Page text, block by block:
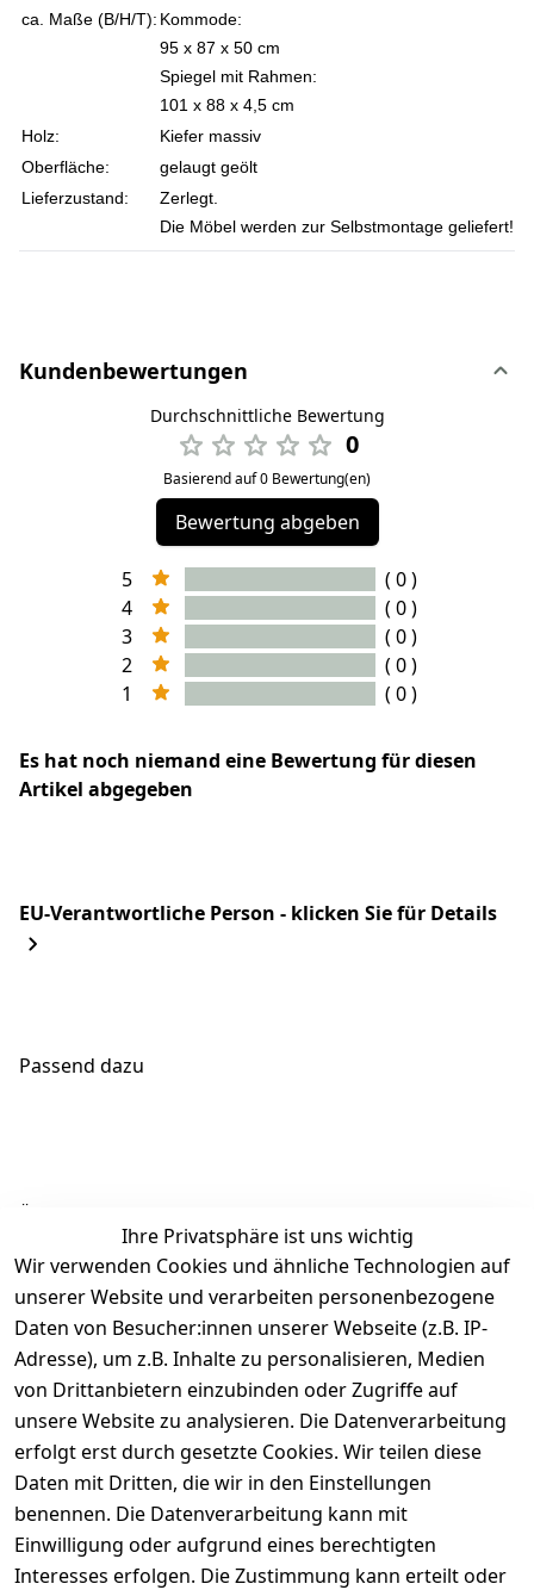
ca. Maße (B/H/T): Kommode:
95 x 87 x 50 cm
Spiegel mit Rahmen:
101 x 88 x 4,5 cm
Holz:
Kiefer massiv
Oberfläche:
gelaugt geölt
Lieferzustand:
Zerlegt.
Die Möbel werden zur Selbstmontage geliefert!
Kundenbewertungen
Durchschnittliche Bewertung
0
Basierend auf 0 Bewertung(en)
Bewertung abgeben
5
( 0 )
4
( 0 )
3
( 0 )
2
( 0 )
1
( 0 )
Es hat noch niemand eine Bewertung für diesen
Artikel abgegeben
EU-Verantwortliche Person - klicken Sie für Details
Passend dazu
Ähnliche Produkte
Ihre Privatsphäre ist uns wichtig
Wir verwenden Cookies und ähnliche Technologien auf
unserer Website und verarbeiten personenbezogene
Daten von Besucher:innen unserer Webseite (z.B. IP-
Adresse), um z.B. Inhalte zu personalisieren, Medien
von Drittanbietern einzubinden oder Zugriffe auf
unsere Website zu analysieren. Die Datenverarbeitung
erfolgt erst durch gesetzte Cookies. Wir teilen diese
Daten mit Dritten, die wir in den Einstellungen
benennen. Die Datenverarbeitung kann mit
Einwilligung oder aufgrund eines berechtigten
Interesses erfolgen. Die Zustimmung kann erteilt oder
Rechtliches
AGB
Impressum
Datenschutze
rklärung
Barrierefreihe
Über uns
Kontakt
Registrieren
Kataloge zum
Download
Pflege &
Wir
versenden
mit
Zahle
bequem per